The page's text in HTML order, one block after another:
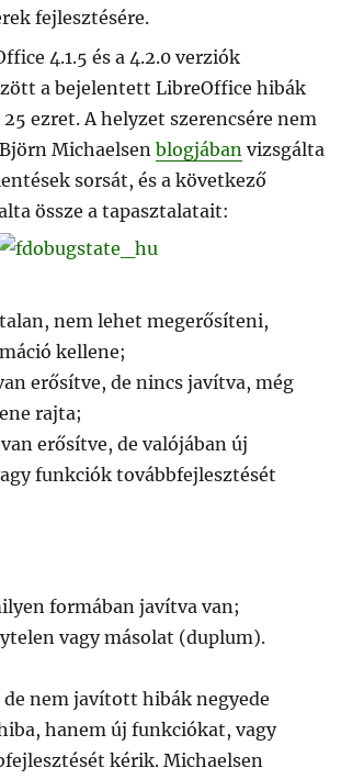
fejlesztésére.
4.1.5 és a 4.2.0 verziók
a bejelentett LibreOffice hibák
ezret. A helyzet szerencsére nem
Michaelsenblogjában vizsgálta
sorsát, és a következő
össze a tapasztalatait:
nem lehet megerősíteni,
kellene;
erősítve, de nincs javítva, még
rajta;
erősítve, de valójában új
funkciók továbbfejlesztését
formában javítva van;
vagy másolat (duplum).
nem javított hibák negyede
hanem új funkciókat, vagy
kérik. Michaelsen